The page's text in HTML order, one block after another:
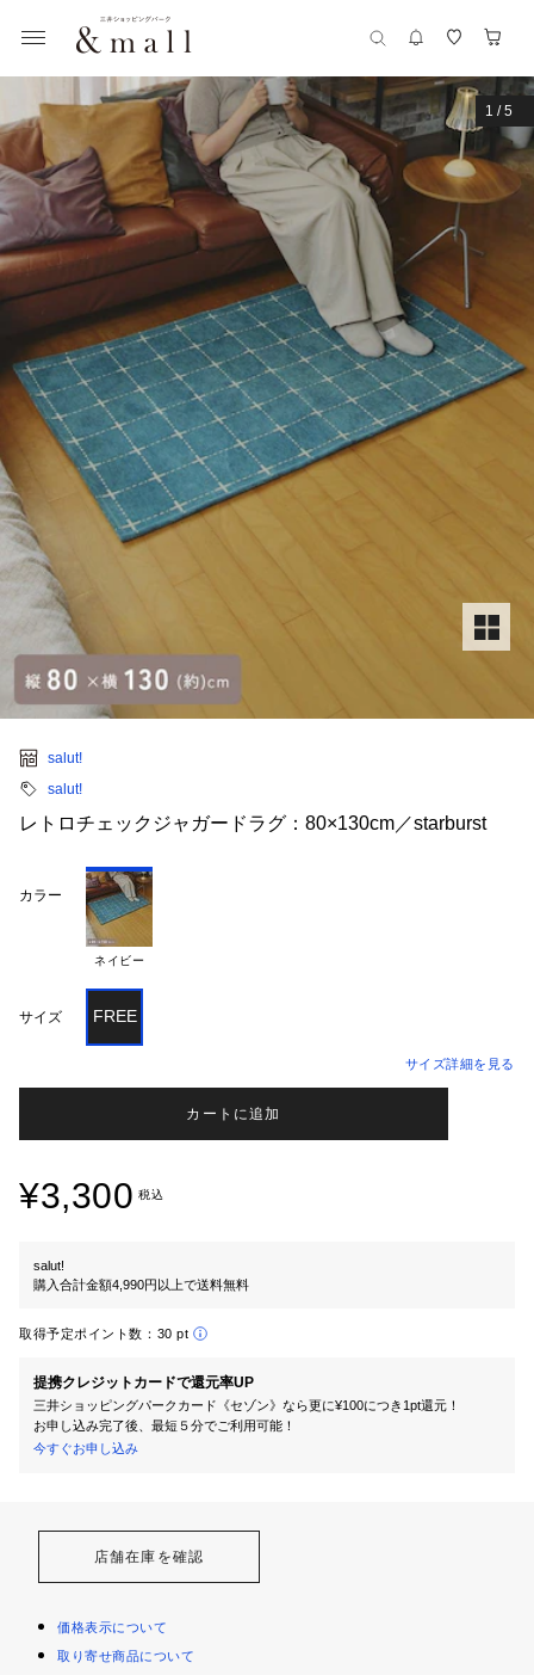
1 /5
salut!
salut!
レトロチェックジャガードラグ：80×130cm／starburst
カラー
ネイビー
サイズ FREE
サイズ詳細を見る
カートに追加
¥3,300 税込
salut!
購入合計金額4,990円以上で送料無料
取得予定ポイント数： 30 pt
提携クレジットカードで還元率UP
三井ショッピングパークカード《セゾン》なら更に¥100につき1pt還元！
お申し込み完了後、最短５分でご利用可能！
今すぐお申し込み
店舗在庫を確認
価格表示について
取り寄せ商品について